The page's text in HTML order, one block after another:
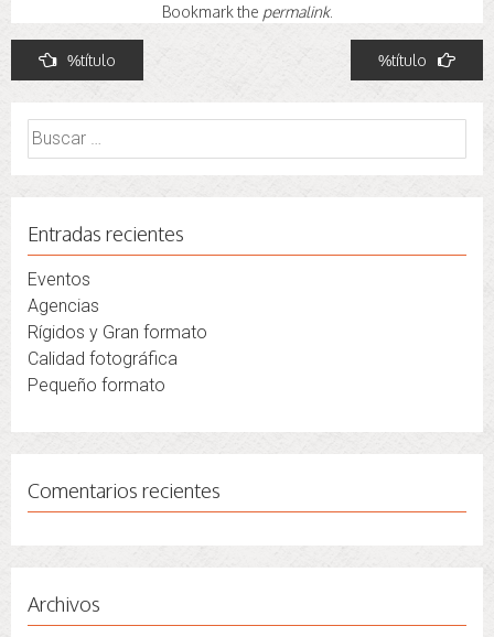
Bookmark the permalink.
Navegación
de
entradas
%título %título
Buscar:
Entradas recientes
Eventos
Agencias
Rígidos y Gran formato
Calidad fotográfica
Pequeño formato
Comentarios recientes
Archivos